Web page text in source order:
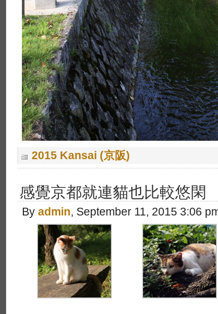
2015 Kansai (京阪)
感覺京都就連貓也比較悠閑
By admin, September 11, 2015 3:06